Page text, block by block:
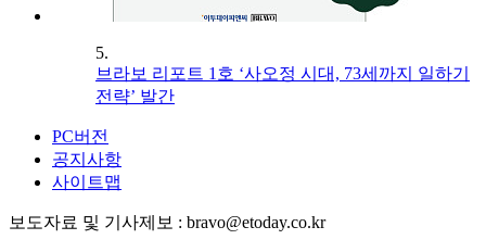
5.
브라보 리포트 1호 ‘사오정 시대, 73세까지 일하기
전략’ 발간
PC버전
공지사항
사이트맵
보도자료 및 기사제보 : bravo@etoday.co.kr